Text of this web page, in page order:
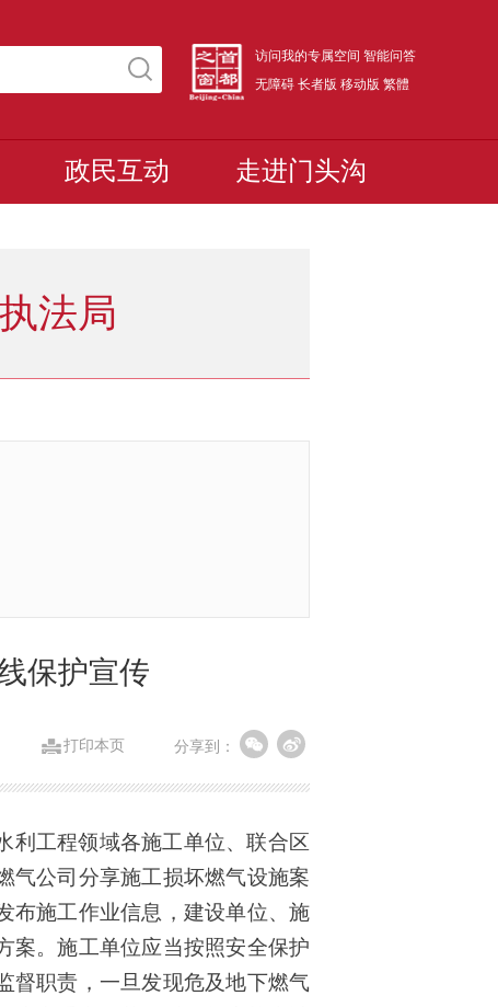
访问我的专属空间 智能问答
无障碍 长者版 移动版 繁體
政民互动 走进门头沟
法局
保护宣传
分享到：
打印本页
利工程领域各施工单位、联合区
气公司分享施工损坏燃气设施案
布施工作业信息，建设单位、施
案。施工单位应当按照安全保护
督职责，一旦发现危及地下燃气